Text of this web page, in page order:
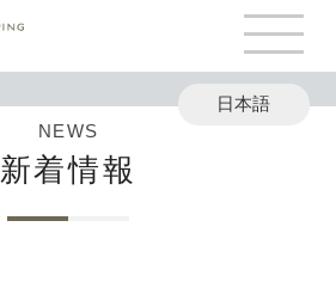
日本語
NEWS
新着情報